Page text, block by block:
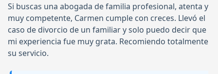
Si buscas una abogada de familia profesional, atenta y
muy competente, Carmen cumple con creces. Llevó el
caso de divorcio de un familiar y solo puedo decir que
mi experiencia fue muy grata. Recomiendo totalmente
su servicio.